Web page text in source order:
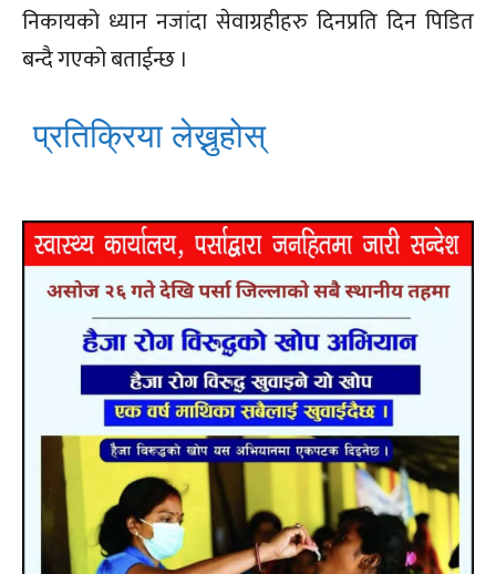
निकायको ध्यान नजांदा सेवाग्रहीहरु दिनप्रति दिन पिडित
बन्दै गएको बताईन्छ ।
प्रतिक्रिया लेख्नुहोस्